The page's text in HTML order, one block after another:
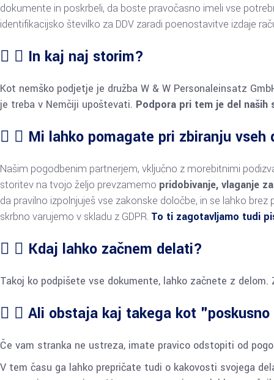
dokumente in poskrbeli, da boste pravočasno imeli vse
identifikacijsko številko za DDV zaradi poenostavitve izdaje
In kaj naj storim?
Kot nemško podjetje je družba W & W Personaleinsatz
je treba v Nemčiji upoštevati. Podpora pri tem je del naših
Mi lahko pomagate pri zbiranju vseh
Našim pogodbenim partnerjem, vključno z morebitnimi
storitev na tvojo željo prevzamemo pridobivanje, vlaganje
da pravilno izpolnjuješ vse zakonske določbe, in se lahko
skrbno varujemo v skladu z GDPR. To ti zagotavljamo tudi
Kdaj lahko začnem delati?
Takoj ko podpišete vse dokumente, lahko začnete z
Ali obstaja kaj takega kot
Če vam stranka ne ustreza, imate pravico odstopiti od
V tem času ga lahko prepričate tudi o kakovosti svojega